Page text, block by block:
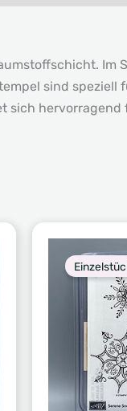
Im
sind speziell
sich hervorragend